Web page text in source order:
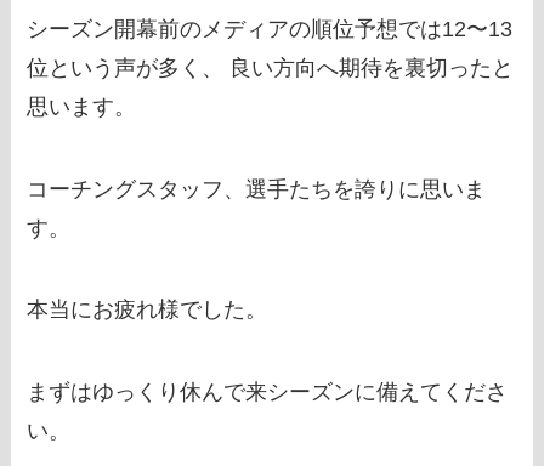
シーズン開幕前のメディアの順位予想では12〜13
位という声が多く、 良い方向へ期待を裏切ったと
思います。
コーチングスタッフ、選手たちを誇りに思いま
す。
本当にお疲れ様でした。
まずはゆっくり休んで来シーズンに備えてくださ
い。